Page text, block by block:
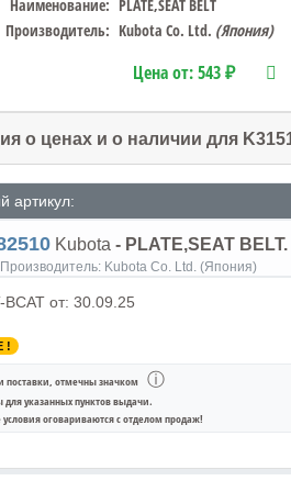
Наименование: PLATE,SEAT BELT
Производитель: Kubota Co. Ltd. (Япония)
Цена от:543 ₽
о ценах и о наличии для
артикул:
Kubota - PLATE,SEAT BELT.
Kubota Co. Ltd. (Япония)
BCAT от: 30.09.25
!
поставки , отмечны значком ⓘ
дляуказанных пунктов выдачи.
оговариваются с отделом продаж!